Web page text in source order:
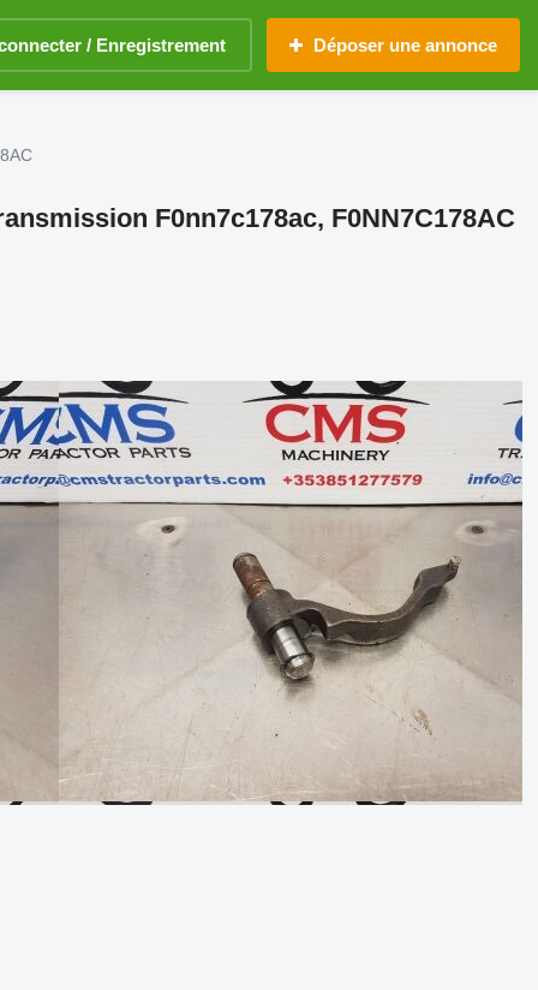
/ Enregistrement Déposer une annonce
F0nn7c178ac, F0NN7C178AC